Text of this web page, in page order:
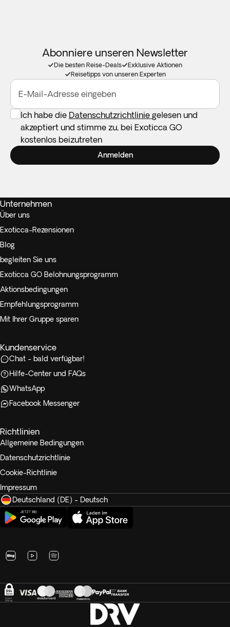
Abonniere unseren Newsletter
Die besten Reise-Deals
Exklusive Aktionen
Reisetipps von unseren Experten
E-Mail-Adresse eingeben
Ich habe die Datenschutzrichtlinie gelesen und
akzeptiert und stimme zu, bei Exoticca GO
kostenlos beizutreten
Anmelden
Unternehmen
Über uns
Exoticca-Rezensionen
Blog
begleiten Sie uns
Exoticca GO Belohnungsprogramm
Aktionsbedingungen
Empfehlungsprogramm
Mit Ihrer Gruppe sparen
Kundenservice
Chat - bald verfügbar!
Hilfe-Center und FAQs
WhatsApp
Facebook Messenger
Richtlinien
Allgemeine Bedingungen
Datenschutzrichtlinie
Cookie-Richtlinie
Impressum
Deutschland (DE) - Deutsch